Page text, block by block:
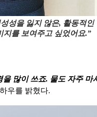
성을 잃지 않은, 활동적인
지를 보여주고 싶었어요.”
많이 쓰죠. 물도 자주
우를 밝혔다.